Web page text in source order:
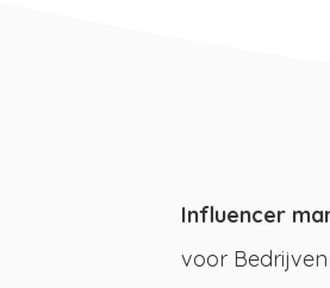
Influencer
voor Bedrijven